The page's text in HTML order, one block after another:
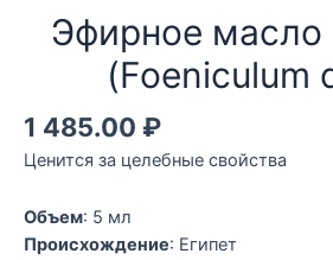
Эфирное масло
(Foeniculum
1 485.00 ₽
Ценится за целебные свойства
Объем: 5 мл
Происхождение: Египет